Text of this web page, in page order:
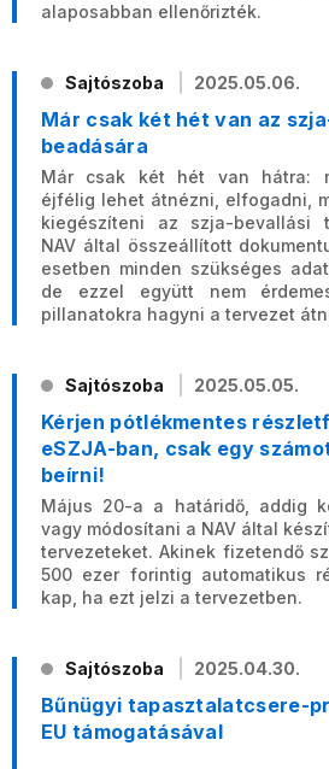
alaposabban ellenőrizték.
Sajtószoba 2025.05.06.
Már csak két hét van az
beadására
Már csak két hét van hátra:
éjfélig lehet átnézni, elfogadni,
kiegészíteni az szja-bevallási
NAV által összeállított
esetben minden szükséges
de ezzel együtt nem
pillanatokra hagyni a tervezet
Sajtószoba 2025.05.05.
Kérjen pótlékmentes
eSZJA-ban, csak egy
beírni!
Május 20-a a határidő, addig
vagy módosítani a NAV által
tervezeteket. Akinek fizetendő
500 ezer forintig automatikus
kap, ha ezt jelzi a tervezetben.
Sajtószoba 2025.04.30.
Bűnügyi tapasztalatcsere-
EU támogatásával